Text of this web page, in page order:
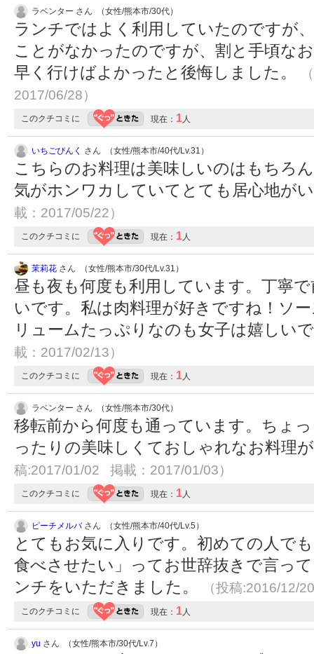
ラベンター さん （女性/熊本市/30代）
ランチではよく利用していたのですが
ことがなかったのですが、割と手頃な
早く行けばよかったと後悔しました。
2017/06/28）
このクチコミに 現在： 1人
いちごぴんく さん （女性/熊本市/40代/Lv.31）
こちらのお料理は美味しいのはもちろ
気がホンワカしていてとても居心地が
載：2017/05/22）
このクチコミに 現在： 1人
茉莉花 さん （女性/熊本市/30代/Lv.31）
昼も夜も何度も利用しています。丁寧
いです。私は肉料理が好きですね！ソ
リュームたっぷりなのも女子は嬉しい
載：2017/02/13）
このクチコミに 現在： 1人
ラベンター さん （女性/熊本市/30代）
移転前から何度も通っています。ちょ
ったりの美味しくておしゃれなお料理
稿:2017/01/02 掲載：2017/01/03）
このクチコミに 現在： 1人
ピーチメルバさん （女性/熊本市/40代/Lv.5）
とてもお気に入りです。初めての人で
食べさせたい」ってお世辞抜きで言っ
ンチをいただきました。
（投稿:2016/12/
このクチコミに 現在： 1人
yu さん （女性/熊本市/30代/Lv.7）